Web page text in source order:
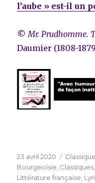
l’aube » est-il un
© Mr. Prudhomme.
Daumier (1808-
Publié
le
23 avril 2020
Bourgeoisie Classiques
Littérature française